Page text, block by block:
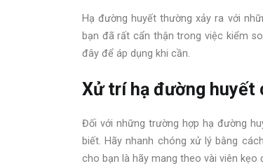
Hạ đường huyết thường xảy ra với
bạn đã rất cẩn thận trong việc kiểm
đây để áp dụng khi cần.
Xử trí hạ đường huyết
Đối với những trường hợp hạ đường
biết. Hãy nhanh chóng xử lý bằng
cho bạn là hãy mang theo vài viên